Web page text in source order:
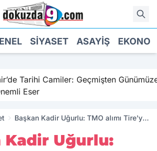
SIYASET ASAYIŞ
Tarihi Camiler: Geçmişten Günümüze
Eser
Başkan Kadir Uğurlu: TMO alımı Tire'ye
Kadir Uğurlu: